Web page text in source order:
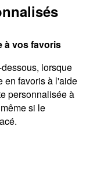
à vos favoris
lorsque
en favoris à l'aide
personnalisée à
si le